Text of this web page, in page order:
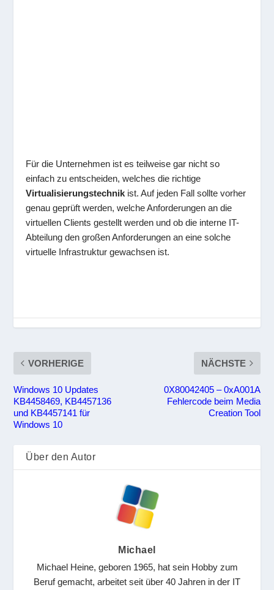
Für die Unternehmen ist es teilweise gar nicht so
einfach zu entscheiden, welches die richtige
Virtualisierungstechnik ist. Auf jeden Fall sollte vorher
genau geprüft werden, welche Anforderungen an die
virtuellen Clients gestellt werden und ob die interne IT-
Abteilung den großen Anforderungen an eine solche
virtuelle Infrastruktur gewachsen ist.
VORHERIGE
Windows 10 Updates
KB4458469, KB4457136
und KB4457141 für
Windows 10
NÄCHSTE
0X80042405 – 0xA001A
Fehlercode beim Media
Creation Tool
Über den Autor
Michael
Michael Heine, geboren 1965, hat sein Hobby zum
Beruf gemacht, arbeitet seit über 40 Jahren in der IT